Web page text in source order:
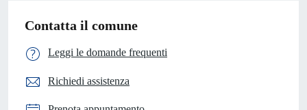
Contatta il comune
Leggi le domande frequenti
Richiedi assistenza